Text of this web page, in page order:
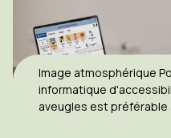
Image atmosphérique
informatique
aveugles est préférable